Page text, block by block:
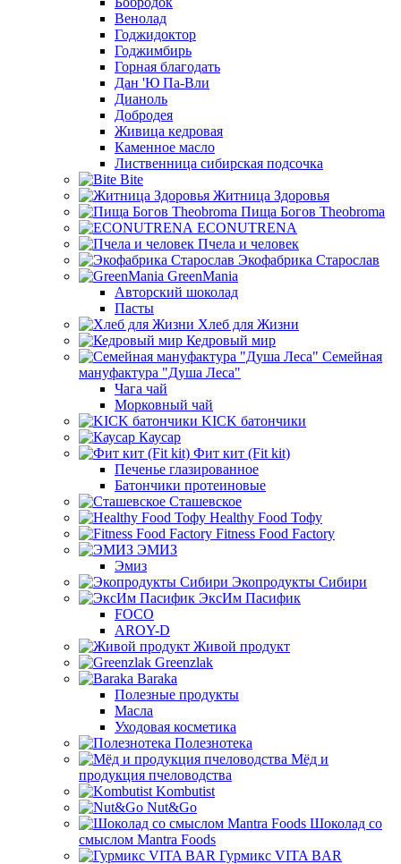
Венолад
Годжидоктор
Годжимбирь
Горная благодать
Дан 'Ю Па-Вли
Дианоль
Добродея
Живица кедровая
Каменное масло
Лиственница сибирская подсочка
Bite
Житница Здоровья
Пища Богов Theobroma
ECONUTRENA
Пчела и человек
Экофабрика Старослав
GreenMania
Авторский шоколад
Пасты
Хлеб для Жизни
Кедровый мир
Семейная
мануфактура "Душа Леса"
Чага чай
Морковный чай
KICK батончики
Каусар
Фит кит (Fit kit)
Печенье глазированное
Батончики протеиновые
Сташевское
Healthy Food Тофу
Fitness Food Factory
ЭМИЗ
Эмиз
Экопродукты Сибири
ЭксИм Пасифик
FOCO
AROY-D
Живой продукт
Greenzlak
Baraka
Полезные продукты
Масла
Уходовая косметика
Полезнотека
Мёд и
продукция пчеловодства
Kombutist
Nut&Go
Шоколад со
смыслом Mantra Foods
Гурмикс VITA BAR